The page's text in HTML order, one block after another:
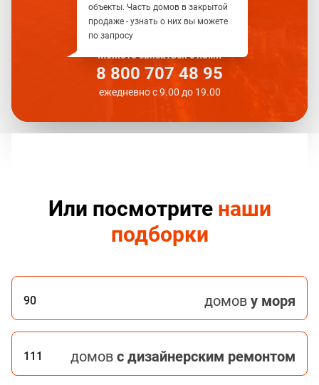
Можете связаться с нами
8 800 707 48 95
ежедневно с 9.00 до 19.00
объекты. Часть домов в закрытой
продаже - узнать о них вы можете
по запросу
Или посмотрите наши
подборки
90 домов у моря
111 домов с дизайнерским ремонтом